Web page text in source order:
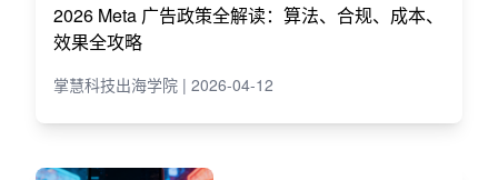
2026 Meta 广告政策全解读：算法、合规、成本、
效果全攻略
掌慧科技出海学院 | 2026-04-12